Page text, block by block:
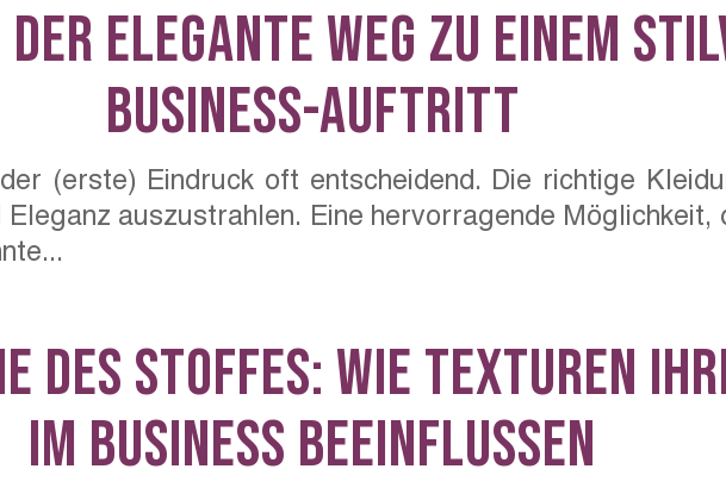
Der elegante Weg zu einem
Business-Auftritt
(erste) Eindruck oft entscheidend. Die richtige
auszustrahlen. Eine hervorragende Möglichkeit,
des Stoffes: Wie Texturen
im Business beeinflussen